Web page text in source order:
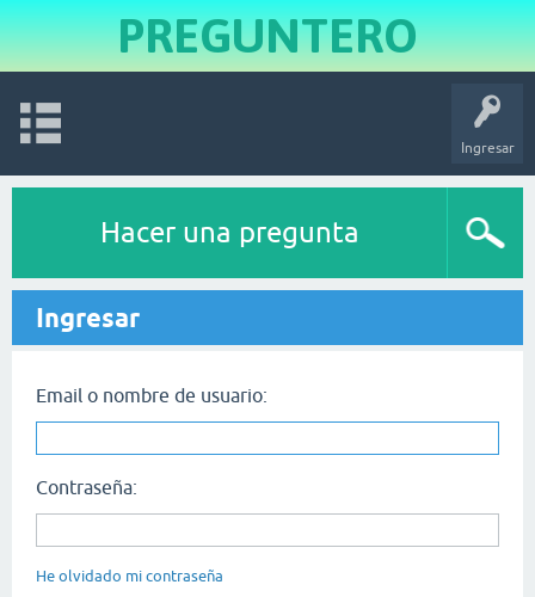
PREGUNTERO
Ingresar
Hacer una pregunta
Ingresar
Email o nombre de usuario:
Contraseña:
He olvidado mi contraseña